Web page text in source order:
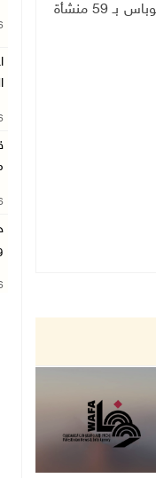
منشأة، بينها 96 منزلاً مأهولاً، و10 غير مأهولة، 34 منشأة زراعية وغيرها، وتركزت في محافظات طوباس بـ 59 منشأة